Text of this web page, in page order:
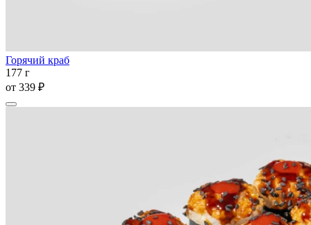
Горячий краб
177 г
от 339 ₽